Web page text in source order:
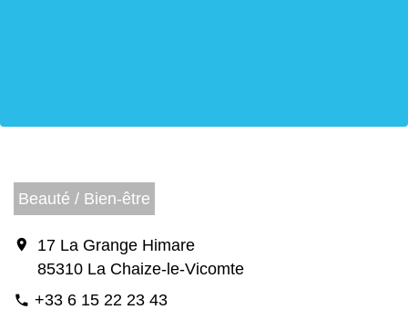
Beauté / Bien-être
location_on
17 La Grange Himare
85310 La Chaize-le-Vicomte
phone +33 6 15 22 23 43